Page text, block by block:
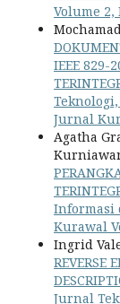
Volume 2,
IEEE 829-
Jurnal
Agatha
Informasi
Kurawal
Ingrid
REVERSE
Jurnal